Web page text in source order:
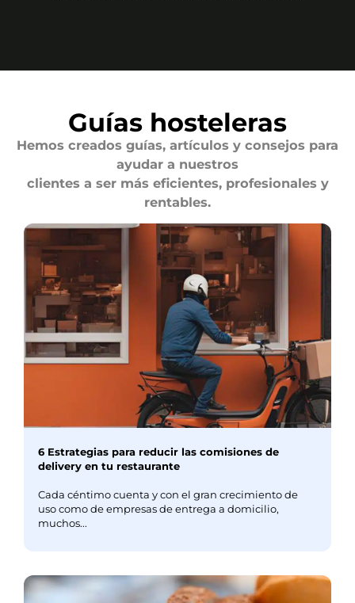
Guías hosteleras
Hemos creados guías, artículos y consejos para
ayudar a nuestros
clientes a ser más eficientes, profesionales y
rentables.
6 Estrategias para reducir las comisiones de
delivery en tu restaurante
Cada céntimo cuenta y con el gran crecimiento de
uso como de empresas de entrega a domicilio,
muchos...